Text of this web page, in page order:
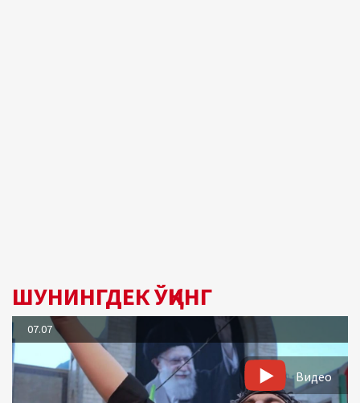
ШУНИНГДЕК ЎҚИНГ
07.07
Видео